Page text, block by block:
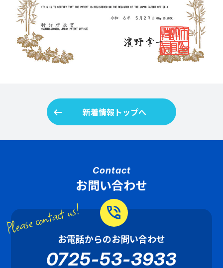
arrow_left_alt 新着情報トップへ
Contact
お問い合わせ
phone_in_talk
お電話からのお問い合わせ
0725-53-3933
Please contact us!